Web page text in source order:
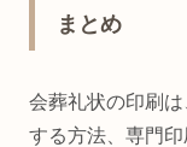
まとめ
会葬礼状の印刷
する方法、専門